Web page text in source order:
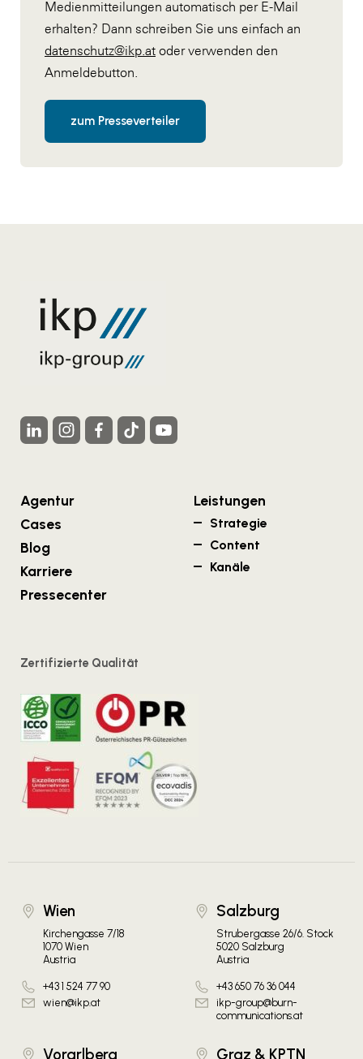
Medienmitteilungen automatisch per E-Mail
erhalten? Dann schreiben Sie uns einfach an
datenschutz@ikp.at oder verwenden den
Anmeldebutton.
zum Presseverteiler
Agentur
Cases
Blog
Karriere
Pressecenter
Leistungen
Strategie
Content
Kanäle
Zertifizierte Qualität
Wien
Kirchengasse 7/18
1070 Wien
Austria
+43 1 524 77 90
wien@ikp.at
Salzburg
Strubergasse 26/6. Stock
5020 Salzburg
Austria
+43 650 76 36 044
ikp-group@burn-
communications.at
Vorarlberg Graz & KPTN